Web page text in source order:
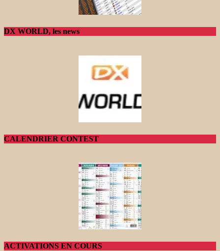
DX WORLD, les news
CALENDRIER CONTEST
ACTIVATIONS EN COURS